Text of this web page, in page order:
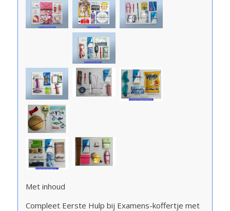
Met inhoud
Compleet Eerste Hulp bij Examens-koffertje met